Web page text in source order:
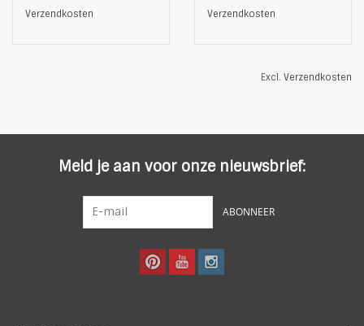
Verzendkosten
Verzendkosten
Excl. Verzendkosten
Meld je aan voor onze nieuwsbrief:
ABONNEER